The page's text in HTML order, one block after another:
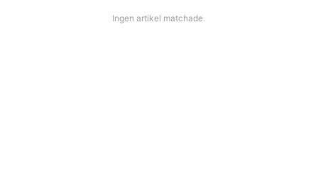
Ingen artikel matchade.